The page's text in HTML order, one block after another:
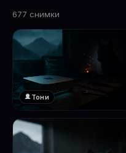
677 снимки
Тони